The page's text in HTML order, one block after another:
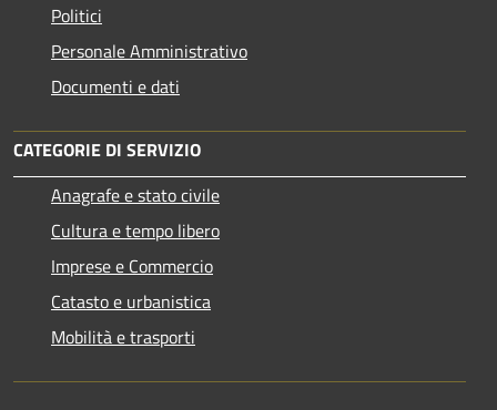
Politici
Personale Amministrativo
Documenti e dati
CATEGORIE DI SERVIZIO
Anagrafe e stato civile
Cultura e tempo libero
Imprese e Commercio
Catasto e urbanistica
Mobilità e trasporti